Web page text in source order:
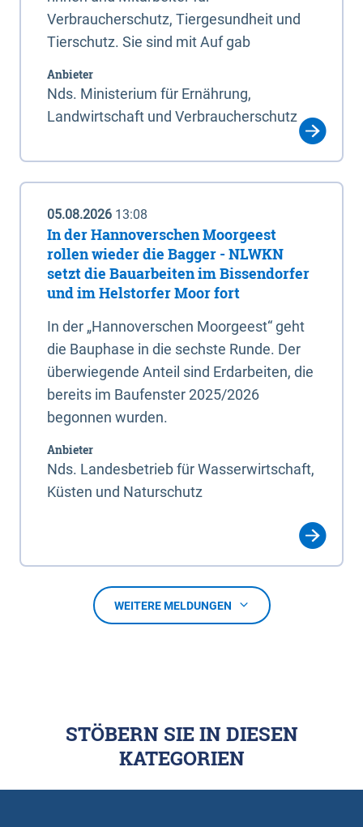
Verbraucherschutz, Tiergesundheit und
Tierschutz. Sie sind mit Auf gab
Anbieter
Nds. Ministerium für Ernährung,
Landwirtschaft und Verbraucherschutz
05.08.2026 13:08
In der Hannoverschen Moorgeest
rollen wieder die Bagger - NLWKN
setzt die Bauarbeiten im Bissendorfer
und im Helstorfer Moor fort
In der „Hannoverschen Moorgeest“ geht
die Bauphase in die sechste Runde. Der
überwiegende Anteil sind Erdarbeiten, die
bereits im Baufenster 2025/2026
begonnen wurden.
Anbieter
Nds. Landesbetrieb für Wasserwirtschaft,
Küsten und Naturschutz
WEITERE MELDUNGEN
STÖBERN SIE IN DIESEN
KATEGORIEN